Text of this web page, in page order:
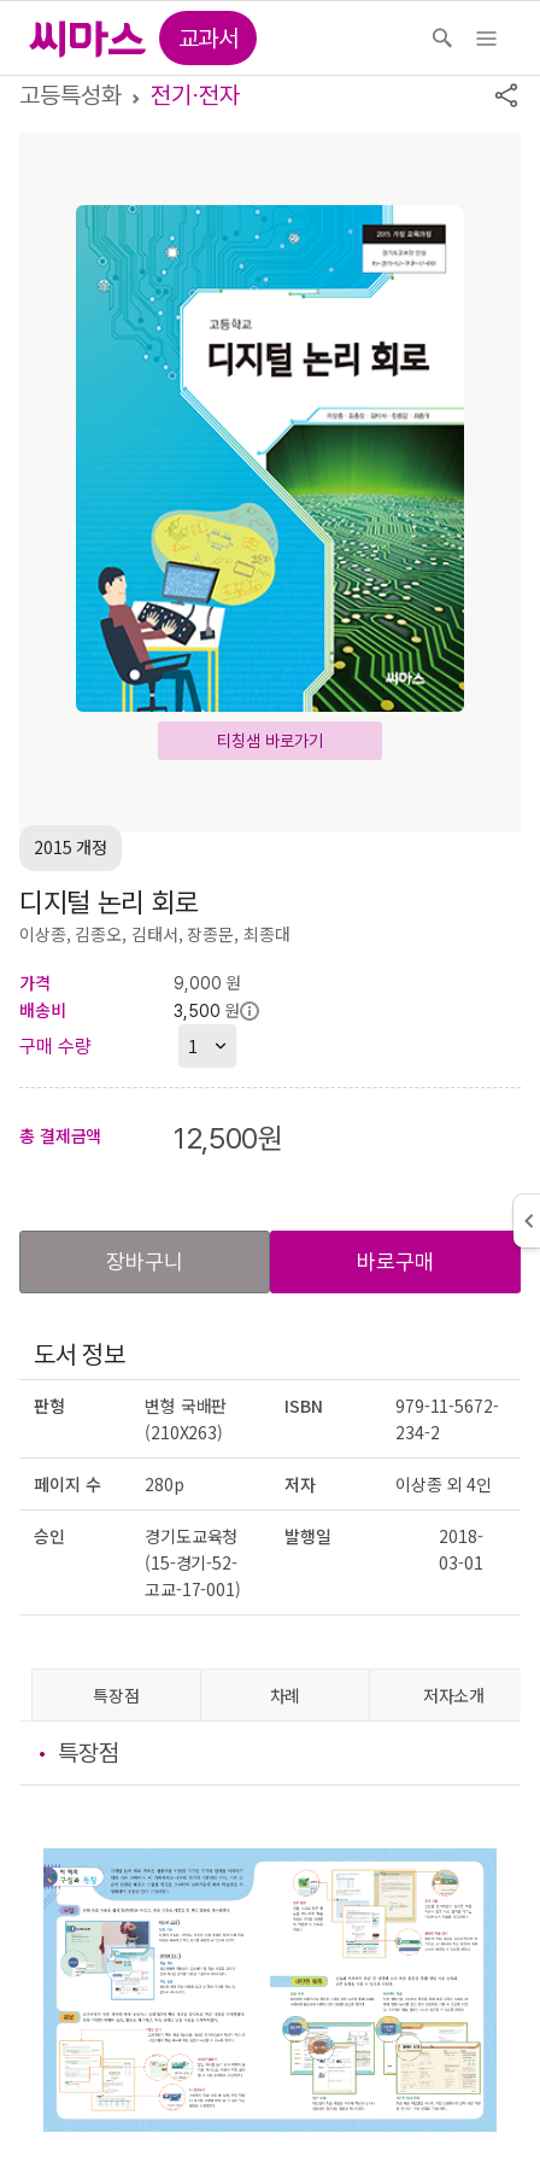
교과서
고등특성화
전기⋅전자
티칭샘 바로가기
2015 개정
디지털 논리 회로
이상종, 김종오, 김태서, 장종문, 최종대
가격
9,000 원
배송비
3,500 원
구매 수량
총 결제금액 12,500원
장바구니 바로구매
도서 정보
판형
변형 국배판
(210X263)
ISBN
979-11-5672-
234-2
페이지 수 280p 저자 이상종 외 4인
승인
경기도교육청
(15-경기-52-
고교-17-001)
발행일
2018-
03-01
특장점 차례 저자소개
특장점